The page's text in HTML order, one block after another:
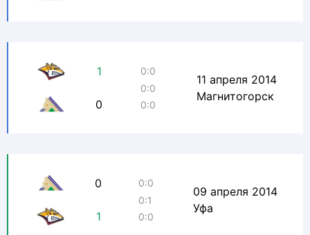
1
0
0:0
0:0
0:0
11 апреля 2014
Магнитогорск
0
1
0:0
0:1
0:0
09 апреля 2014
Уфа